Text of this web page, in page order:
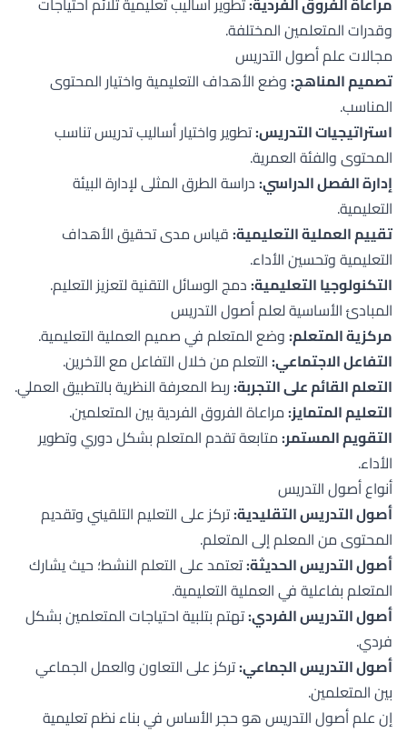
وقدرات المتعلمين المختلفة.
مجالات علم أصول التدريس
تصميم المناهج:وضع الأهداف التعليمية واختيار المحتوى
المناسب.
استراتيجيات التدريس:تطوير واختيار أساليب تدريس تناسب
المحتوى والفئة العمرية.
إدارة الفصل الدراسي:دراسة الطرق المثلى لإدارة البيئة
التعليمية.
تقييم العملية التعليمية:قياس مدى تحقيق الأهداف
التعليمية وتحسين الأداء.
التكنولوجيا التعليمية:دمج الوسائل التقنية لتعزيز التعليم.
المبادئ الأساسية لعلم أصول التدريس
مركزية المتعلم:وضع المتعلم في صميم العملية التعليمية.
التفاعل الاجتماعي:التعلم من خلال التفاعل مع الآخرين.
التعلم القائم على التجربة:ربط المعرفة النظرية بالتطبيق العملي.
التعليم المتمايز:مراعاة الفروق الفردية بين المتعلمين.
التقويم المستمر:متابعة تقدم المتعلم بشكل دوري وتطوير
الأداء.
أنواع أصول التدريس
أصول التدريس التقليدية:تركز على التعليم التلقيني وتقديم
المحتوى من المعلم إلى المتعلم.
أصول التدريس الحديثة:تعتمد على التعلم النشط؛ حيث يشارك
المتعلم بفاعلية في العملية التعليمية.
أصول التدريس الفردي:تهتم بتلبية احتياجات المتعلمين بشكل
فردي.
أصول التدريس الجماعي:تركز على التعاون والعمل الجماعي
بين المتعلمين.
إن علم أصول التدريس هو حجر الأساس في بناء نظم تعليمية